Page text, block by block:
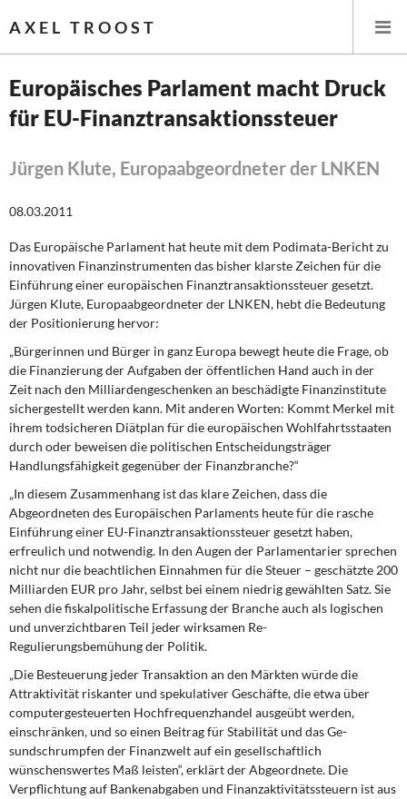
AXEL TROOST
Startseite
Themen
Leitlinien linker Wirtschafts- und Finanzpolitik
Wirtschaftspolitik
Steuer- und Finanzpolitik
Öffentliche Infrastruktur und Daseinsvorsorge
Eurokrise und Griechenland
DIE LINKE
Weitere Themen
Memo-Gruppe
Institut Solidarische Moderne
Rosa-Luxemburg-Stiftung
Über mich
Kontakt
Europäisches Parlament macht Druck
für EU-Finanztransaktionssteuer
Jürgen Klute, Europaabgeordneter der LNKEN
08.03.2011
Das Europäische Parlament hat heute mit dem Podimata-Bericht zu
innovativen Fi­nanzinstrumenten das bisher klarste Zeichen für die
Einführung einer europäischen Finanztransaktionssteuer gesetzt.
Jürgen Klute, Europaabgeordneter der LNKEN, hebt die Bedeutung
der Positionierung hervor:
„Bürgerinnen und Bürger in ganz Europa bewegt heute die Frage, ob
die Finanzie­rung der Aufgaben der öffentlichen Hand auch in der
Zeit nach den Milliardenge­schenken an beschädigte Finanzinstitute
sichergestellt werden kann. Mit anderen Worten: Kommt Merkel mit
ihrem todsicheren Diätplan für die europäischen Wohl­fahrtsstaaten
durch oder beweisen die politischen Entscheidungsträger
Handlungs­fähigkeit gegenüber der Finanzbranche?“
„In diesem Zusammenhang ist das klare Zeichen, dass die
Abgeordneten des Euro­päischen Parlaments heute für die rasche
Einführung einer EU-Finanztransaktions­steuer gesetzt haben,
erfreulich und notwendig. In den Augen der Parlamentarier sprechen
nicht nur die beachtlichen Einnahmen für die Steuer – geschätzte 200
Mil­liarden EUR pro Jahr, selbst bei einem niedrig gewählten Satz. Sie
sehen die fiskal­politische Erfassung der Branche auch als logischen
und unverzichtbaren Teil jeder wirksamen Re-
Regulierungsbemühung der Politik.
„Die Besteuerung jeder Transaktion an den Märkten würde die
Attraktivität riskanter und spekulativer Geschäfte, die etwa über
computergesteuerten Hochfrequenzhan­del ausgeübt werden,
einschränken, und so einen Beitrag für Stabilität und das Ge­
sundschrumpfen der Finanzwelt auf ein gesellschaftlich
wünschenswertes Maß leis­ten“, erklärt der Abgeordnete. Die
Verpflichtung auf Bankenabgaben und Finanzakti­vitätssteuern ist aus